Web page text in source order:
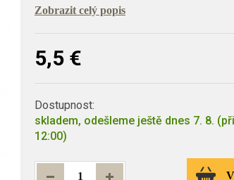
Zobrazit celý popis
5,5 €
Dostupnost:
skladem, odešleme ještě dnes 7. 8.
12:00)